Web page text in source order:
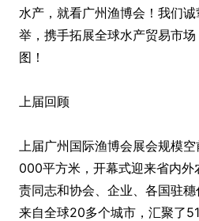
水产，就看广州渔博会！我们
举，携手拓展全球水产贸易市
图！
上届回顾
上届广州国际渔博会展会规模
000平方米，开幕式迎来省内外
责同志和协会、企业、各国驻
来自全球20多个城市，汇聚了